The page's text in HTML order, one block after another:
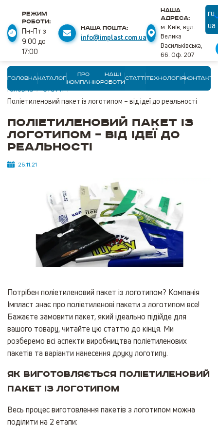
ru
ua
РЕЖИМ
РОБОТИ:
Пн-Пт з
9:00 до
17:00
НАША ПОШТА:
info@implast.com.ua
НАША
АДРЕСА:
м. Київ, вул.
Велика
Васильківська,
66. Оф. 207
ГОЛОВНАКАТАЛОГ
ПРО
КОМПАНІЮ
НАШІ
РОБОТИ
СТАТТІТЕХНОЛОГІЯКОНТАКТИ
Головна / Статті /
Поліетиленовий пакет із логотипом – від ідеї до реальності
Поліетиленовий пакет із
логотипом – від ідеї до
реальності
26.11.21
Потрібен поліетиленовий пакет із логотипом? Компанія
Імпласт знає про поліетиленові пакети з логотипом все!
Бажаєте замовити пакет, який ідеально підійде для
вашого товару, читайте цю статтю до кінця. Ми
розберемо всі аспекти виробництва поліетиленових
пакетів та варіанти нанесення друку логотипу.
Як виготовляється поліетиленовий
пакет із логотипом
Весь процес виготовлення пакетів з логотипом можна
поділити на 2 етапи: